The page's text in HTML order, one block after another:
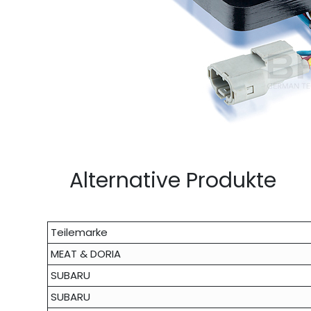
Alternative Produkte
Teilemarke
MEAT & DORIA
SUBARU
SUBARU